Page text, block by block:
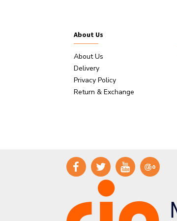
About Us
About Us
Delivery
Privacy Policy
Return & Exchange